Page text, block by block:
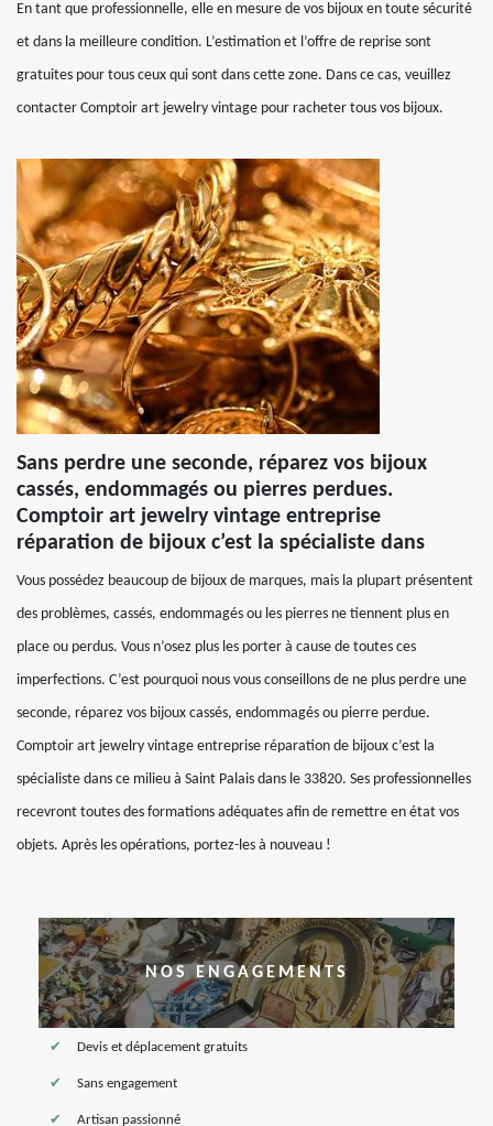
En tant que professionnelle, elle en mesure de vos bijoux en toute sécurité
et dans la meilleure condition. L’estimation et l’offre de reprise sont
gratuites pour tous ceux qui sont dans cette zone. Dans ce cas, veuillez
contacter Comptoir art jewelry vintage pour racheter tous vos bijoux.
Sans perdre une seconde, réparez vos bijoux
cassés, endommagés ou pierres perdues.
Comptoir art jewelry vintage entreprise
réparation de bijoux c’est la spécialiste dans
Vous possédez beaucoup de bijoux de marques, mais la plupart présentent
des problèmes, cassés, endommagés ou les pierres ne tiennent plus en
place ou perdus. Vous n’osez plus les porter à cause de toutes ces
imperfections. C’est pourquoi nous vous conseillons de ne plus perdre une
seconde, réparez vos bijoux cassés, endommagés ou pierre perdue.
Comptoir art jewelry vintage entreprise réparation de bijoux c’est la
spécialiste dans ce milieu à Saint Palais dans le 33820. Ses professionnelles
recevront toutes des formations adéquates afin de remettre en état vos
objets. Après les opérations, portez-les à nouveau !
NOS ENGAGEMENTS
Devis et déplacement gratuits
Sans engagement
Artisan passionné